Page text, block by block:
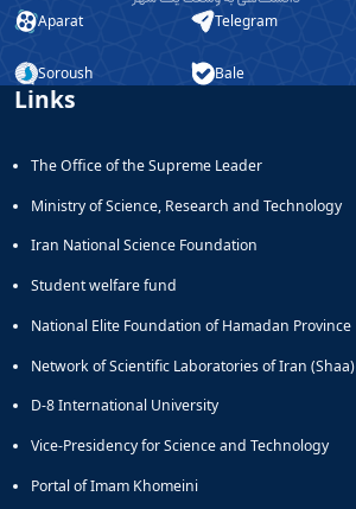
Aparat Telegram
Soroush Bale
Links
The Office of the Supreme Leader
Ministry of Science, Research and Technology
Iran National Science Foundation
Student welfare fund
National Elite Foundation of Hamadan Province
Network of Scientific Laboratories of Iran (Shaa)
D-8 International University
Vice-Presidency for Science and Technology
Portal of Imam Khomeini